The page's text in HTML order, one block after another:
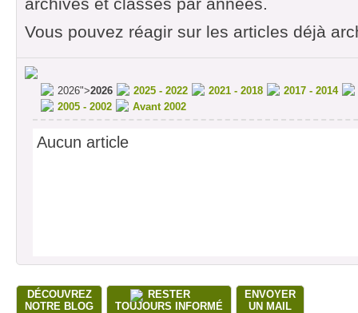
Vous pouvez réagir sur les articles déjà
2026">2026 2025 - 2022 2021 - 2018
2017 - 2014
2005 - 2002
Avant 2002
Aucun article
DÉCOUVREZ
NOTRE BLOG
RESTER
TOUJOURS INFORMÉ
ENVOYER
UN MAIL